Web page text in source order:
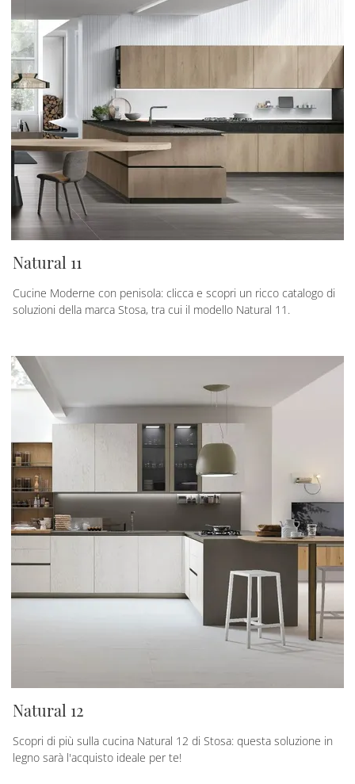
Natural 11
Cucine Moderne con penisola: clicca e scopri un ricco catalogo di
soluzioni della marca Stosa, tra cui il modello Natural 11.
Natural 12
Scopri di più sulla cucina Natural 12 di Stosa: questa soluzione in
legno sarà l'acquisto ideale per te!